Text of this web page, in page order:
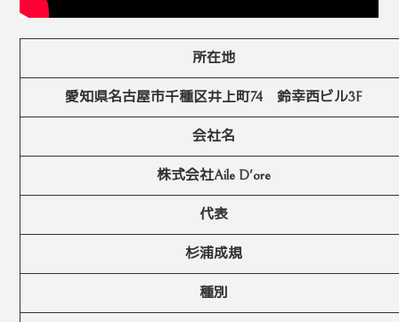
所在地
愛知県名古屋市千種区井上町74 鈴幸西ビル3F
会社名
株式会社Aile D'ore
代表
杉浦成規
種別